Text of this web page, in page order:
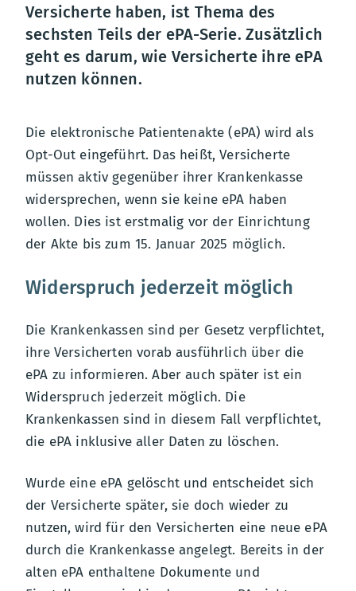
Versicherte haben, ist Thema des
sechsten Teils der ePA-Serie. Zusätzlich
geht es darum, wie Versicherte ihre ePA
nutzen können.
Die elektronische Patientenakte (ePA) wird als
Opt-Out eingeführt. Das heißt, Versicherte
müssen aktiv gegenüber ihrer Krankenkasse
widersprechen, wenn sie keine ePA haben
wollen. Dies ist erstmalig vor der Einrichtung
der Akte bis zum 15. Januar 2025 möglich.
Widerspruch jederzeit möglich
Die Krankenkassen sind per Gesetz verpflichtet,
ihre Versicherten vorab ausführlich über die
ePA zu informieren. Aber auch später ist ein
Widerspruch jederzeit möglich. Die
Krankenkassen sind in diesem Fall verpflichtet,
die ePA inklusive aller Daten zu löschen.
Wurde eine ePA gelöscht und entscheidet sich
der Versicherte später, sie doch wieder zu
nutzen, wird für den Versicherten eine neue ePA
durch die Krankenkasse angelegt. Bereits in der
alten ePA enthaltene Dokumente und